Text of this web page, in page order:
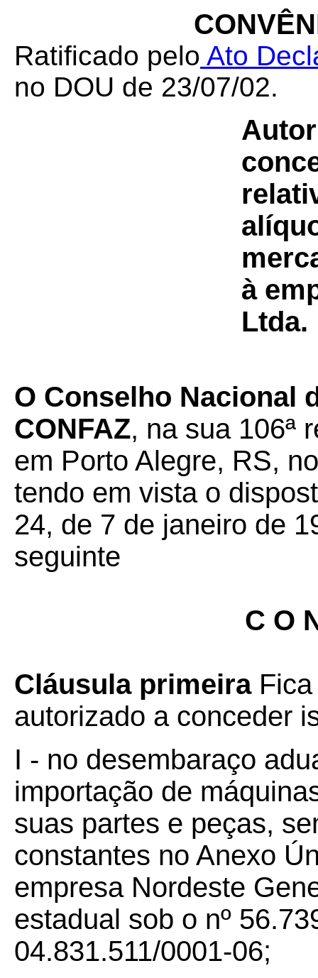
Ratificado pelo Ato
no DOU de 23/07/02.
à
Ltda.
O Conselho Nacional
CONFAZ, na sua 106ª
em Porto Alegre, RS,
tendo em vista o
24, de 7 de janeiro de
seguinte
C O
Cláusula primeiraFica
autorizado a conceder
I - no desembaraço
importação de
suas partes e peças,
constantes no Anexo
empresa Nordeste
estadual sob o nº
04.831.511/0001-06;